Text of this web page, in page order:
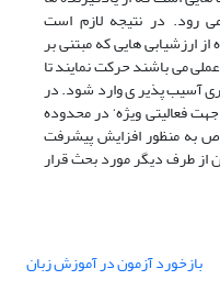
می رود. در نتیجه لازم است
ارزشیابی هایی که مبتنی بر
می باشند حرکت نمایند تا
آسیب پذیر ی وارد شود. در
فعالیتی ویژه‘ در محدوده
به منظور افزایش پیشرفت
از طرف دیگر مورد بحث قرار
بازخورد آزمون در آموزش زبان